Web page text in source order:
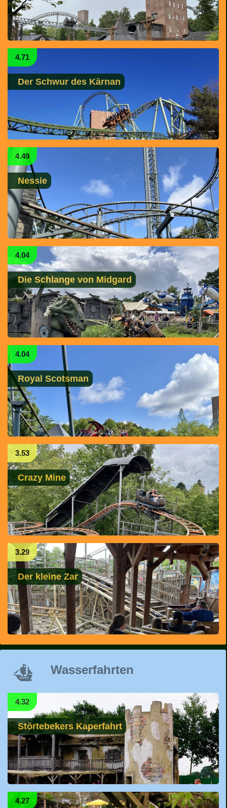
4.71
Der Schwur des Kärnan
4.49
Nessie
4.04
Die Schlange von Midgard
4.04
Royal Scotsman
3.53
Crazy Mine
3.29
Der kleine Zar
Wasserfahrten
4.32
Störtebekers Kaperfahrt
4.27